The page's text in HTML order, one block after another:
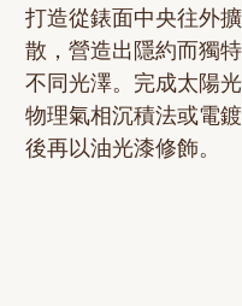
打造從錶面中央往外
散，營造出隱約而獨
不同光澤。完成太陽
物理氣相沉積法或電
後再以油光漆修飾。